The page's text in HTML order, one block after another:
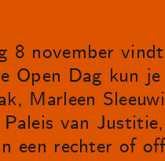
8 november
Open Dag kun
Marleen
Paleis van
een rechter of